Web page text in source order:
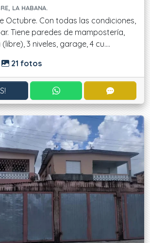
LA HABANA.
Octubre. Con todas las condiciones,
Tiene paredes de mampostería,
3 niveles, garage, 4 cu....
21 fotos
CONTACTAR POR